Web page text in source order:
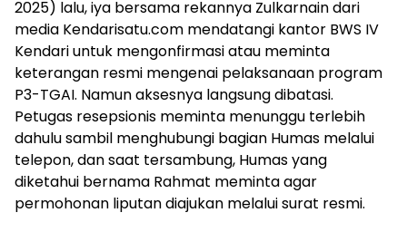
2025) lalu, iya bersama rekannya Zulkarnain dari
media Kendarisatu.com mendatangi kantor BWS IV
Kendari untuk mengonfirmasi atau meminta
keterangan resmi mengenai pelaksanaan program
P3-TGAI. Namun aksesnya langsung dibatasi.
Petugas resepsionis meminta menunggu terlebih
dahulu sambil menghubungi bagian Humas melalui
telepon, dan saat tersambung, Humas yang
diketahui bernama Rahmat meminta agar
permohonan liputan diajukan melalui surat resmi.